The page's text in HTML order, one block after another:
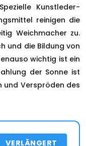
Kunstleder-
reinigen die
Weichmacher zu.
und die Bildung von
wichtig ist ein
der Sonne ist
und Verspröden des